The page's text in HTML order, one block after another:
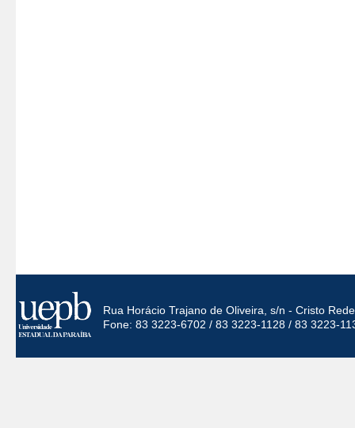
Rua Horácio Trajano de Oliveira, s/n - Cristo
Fone: 83 3223-6702 / 83 3223-1128 / 83 3223-